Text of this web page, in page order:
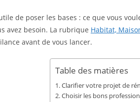
de poser les bases : ce que vous
avez besoin. La rubrique Habitat,
avant de vous lancer.
Table des matières
Clarifier votre projet de
Choisir les bons